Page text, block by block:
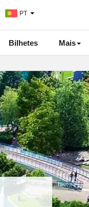
PT
Bilhetes Mais